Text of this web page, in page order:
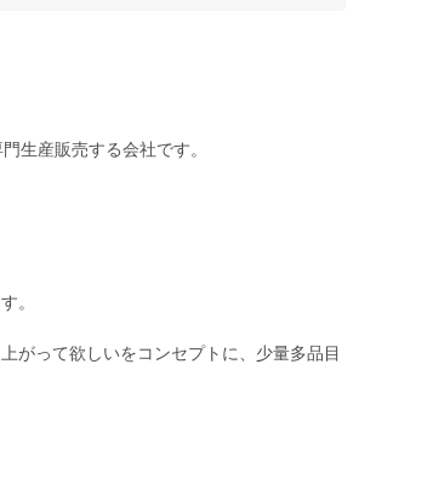
生産販売する会社です。
。
がって欲しいをコンセプトに、少量多品目